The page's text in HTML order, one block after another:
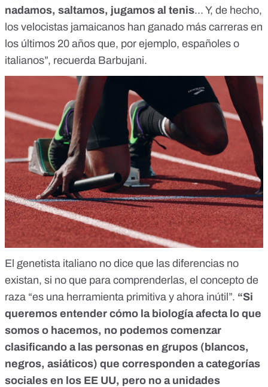
nadamos, saltamos, jugamos al tenis... Y, de hecho,
los velocistas jamaicanos han ganado más carreras en
los últimos 20 años que, por ejemplo, españoles o
italianos”, recuerda Barbujani.
El genetista italiano no dice que las diferencias no
existan, si no que para comprenderlas, el concepto de
raza “es una herramienta primitiva y ahora inútil”. “Si
queremos entender cómo la biología afecta lo que
somos o hacemos, no podemos comenzar
clasificando a las personas en grupos (blancos,
negros, asiáticos) que corresponden a categorías
sociales en los EE UU, pero no a unidades